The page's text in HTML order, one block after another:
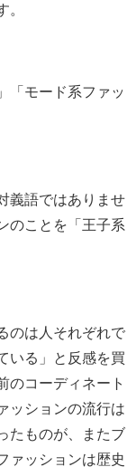
。
「モード系ファッ
義語ではありませ
のことを「王子系
のは人それぞれで
いる」と反感を買
のコーディネート
ッションの流行は
たものが、またブ
ァッションは歴史